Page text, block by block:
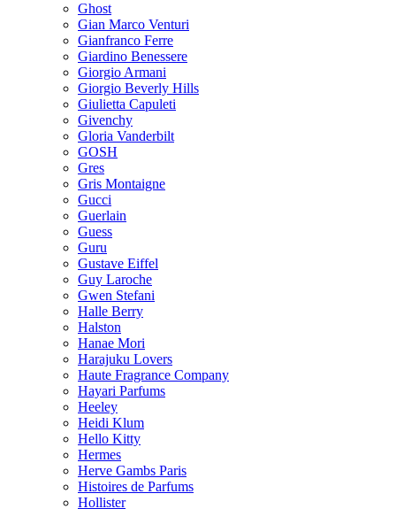
Ghost
Gian Marco Venturi
Gianfranco Ferre
Giardino Benessere
Giorgio Armani
Giorgio Beverly Hills
Giulietta Capuleti
Givenchy
Gloria Vanderbilt
GOSH
Gres
Gris Montaigne
Gucci
Guerlain
Guess
Guru
Gustave Eiffel
Guy Laroche
Gwen Stefani
Halle Berry
Halston
Hanae Mori
Harajuku Lovers
Haute Fragrance Company
Hayari Parfums
Heeley
Heidi Klum
Hello Kitty
Hermes
Herve Gambs Paris
Histoires de Parfums
Hollister